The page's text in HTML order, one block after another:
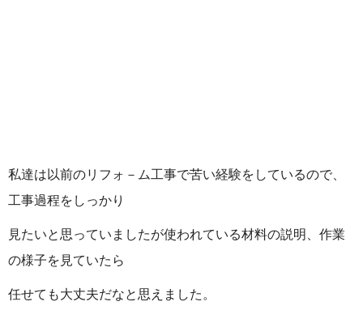
私達は以前のリフォ－ム工事で苦い経験をしているので、
工事過程をしっかり
見たいと思っていましたが使われている材料の説明、作業
の様子を見ていたら
任せても大丈夫だなと思えました。